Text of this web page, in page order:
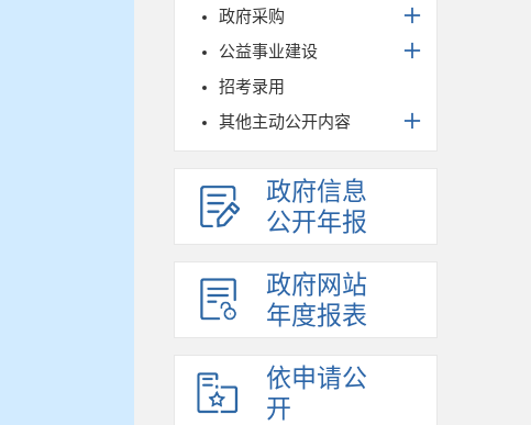
政府采购
公益事业建设
招考录用
其他主动公开内容
政府信息
公开年报
政府网站
年度报表
依申请公
开